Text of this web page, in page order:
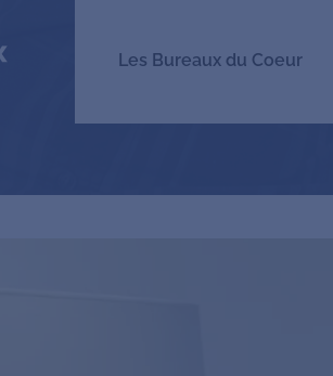
Les Bureaux du Coeur